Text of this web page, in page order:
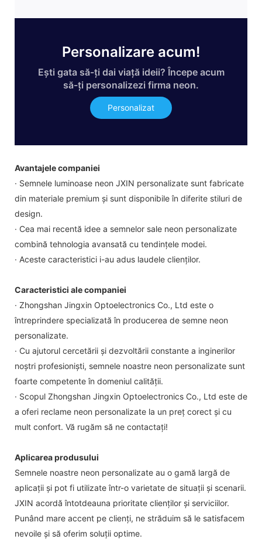
Personalizare acum!
Ești gata să-ți dai viață ideii? Începe acum
să-ți personalizezi firma neon.
Personalizat
Avantajele companiei
· Semnele luminoase neon JXIN personalizate sunt fabricate
din materiale premium și sunt disponibile în diferite stiluri de
design.
· Cea mai recentă idee a semnelor sale neon personalizate
combină tehnologia avansată cu tendințele modei.
· Aceste caracteristici i-au adus laudele clienților.
Caracteristici ale companiei
· Zhongshan Jingxin Optoelectronics Co., Ltd este o
întreprindere specializată în producerea de semne neon
personalizate.
· Cu ajutorul cercetării și dezvoltării constante a inginerilor
noștri profesioniști, semnele noastre neon personalizate sunt
foarte competente în domeniul calității.
· Scopul Zhongshan Jingxin Optoelectronics Co., Ltd este de
a oferi reclame neon personalizate la un preț corect și cu
mult confort. Vă rugăm să ne contactați!
Aplicarea produsului
Semnele noastre neon personalizate au o gamă largă de
aplicații și pot fi utilizate într-o varietate de situații și scenarii.
JXIN acordă întotdeauna prioritate clienților și serviciilor.
Punând mare accent pe clienți, ne străduim să le satisfacem
nevoile și să oferim soluții optime.